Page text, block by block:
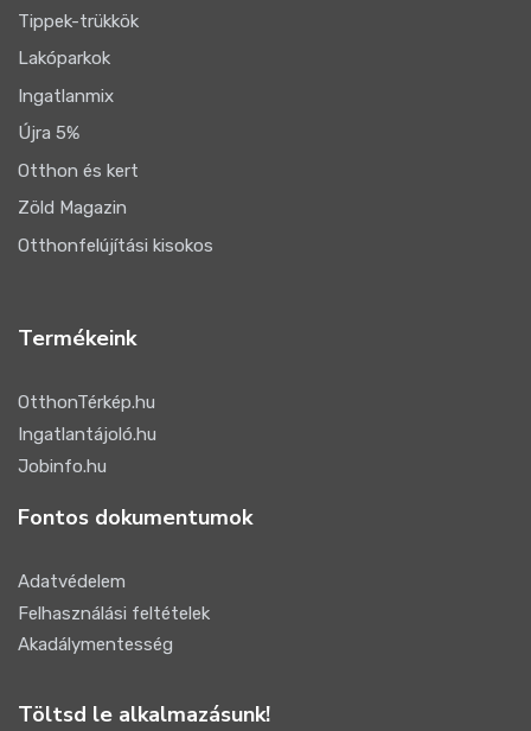
Tippek-trükkök
Lakóparkok
Ingatlanmix
Újra 5%
Otthon és kert
Zöld Magazin
Otthonfelújítási kisokos
Termékeink
OtthonTérkép.hu
Ingatlantájoló.hu
Jobinfo.hu
Fontos dokumentumok
Adatvédelem
Felhasználási feltételek
Akadálymentesség
Töltsd le alkalmazásunk!